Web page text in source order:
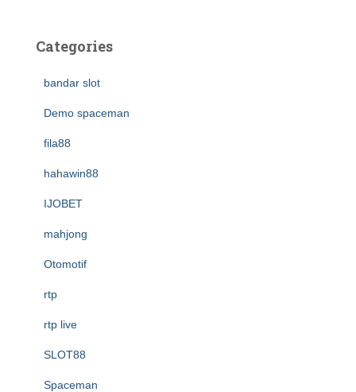
Categories
bandar slot
Demo spaceman
fila88
hahawin88
IJOBET
mahjong
Otomotif
rtp
rtp live
SLOT88
Spaceman